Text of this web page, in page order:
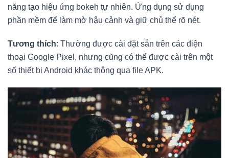
năng tạo hiệu ứng bokeh tự nhiên. Ứng dụng sử dụng
phần mềm để làm mờ hậu cảnh và giữ chủ thể rõ nét.
Tương thích: Thường được cài đặt sẵn trên các điện
thoại Google Pixel, nhưng cũng có thể được cài trên một
số thiết bị Android khác thông qua file APK.